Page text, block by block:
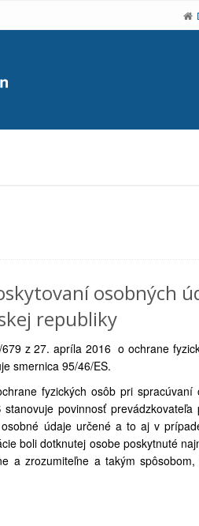
osobných
republiky
z 27. apríla 2016 o ochrane
smernica 95/46/ES.
fyzických osôb pri spracúvaní
povinnosť prevádzkovateľa
údaje určené a to aj v
boli dotknutej osobe poskytnuté
a zrozumiteľne a takým